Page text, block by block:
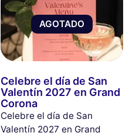
AGOTADO
Celebre el día de San
Valentín 2027 en Grand
Corona
Celebre el día de San
Valentín 2027 en Grand